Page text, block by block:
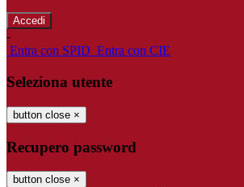
-
Entra con SPID Entra con CIE
Seleziona utente
button close ×
Recupero password
button close ×